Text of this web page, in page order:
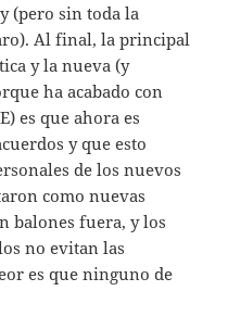
(pero sin toda la
Al final, la principal
y la nueva (y
ha acabado con
es que ahora es
y que esto
de los nuevos
como nuevas
balones fuera, y los
no evitan las
es que ninguno de